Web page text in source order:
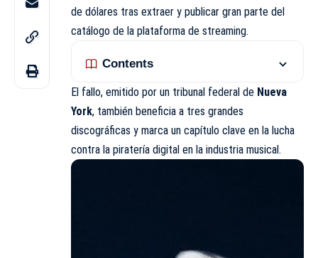
de dólares tras extraer y publicar gran parte del
catálogo de la plataforma de streaming.
Contents
El fallo, emitido por un tribunal federal de Nueva
York, también beneficia a tres grandes
discográficas y marca un capítulo clave en la lucha
contra la piratería digital en la industria musical.